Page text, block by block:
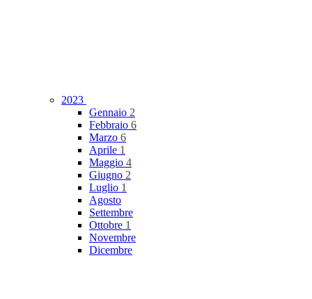
2023
Gennaio 2
Febbraio 6
Marzo 6
Aprile 1
Maggio 4
Giugno 2
Luglio 1
Agosto
Settembre
Ottobre 1
Novembre
Dicembre